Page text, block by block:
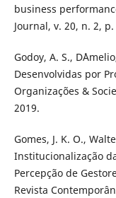
business
Journal, v. 20, n. 2,
Godoy, A. S.,
Desenvolvidas por
Organizações &
2019.
Gomes, J. K. O.,
Institucionalização
Percepção de
Revista